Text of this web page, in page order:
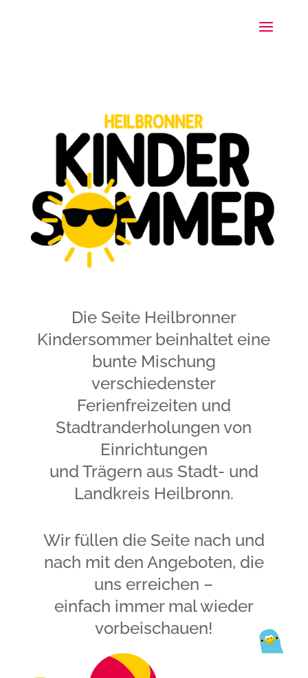
Die Seite Heilbronner
Kindersommer beinhaltet eine
bunte Mischung
verschiedenster
Ferienfreizeiten und
Stadtranderholungen von
Einrichtungen
und Trägern aus Stadt- und
Landkreis Heilbronn.
Wir füllen die Seite nach und
nach mit den Angeboten, die
uns erreichen –
einfach immer mal wieder
vorbeischauen!